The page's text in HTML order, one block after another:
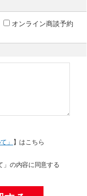
オンライン商談予約
」 】はこちら
」の内容に同意する